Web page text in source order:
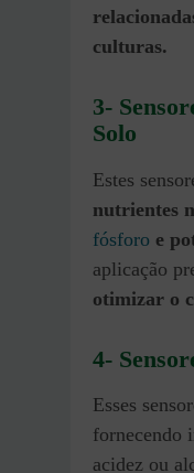
culturas.
3-
Solo
Estes
nutrientes
fósforo e
aplicação
otimizar o
4-
Esses
fornecendo
acidez ou